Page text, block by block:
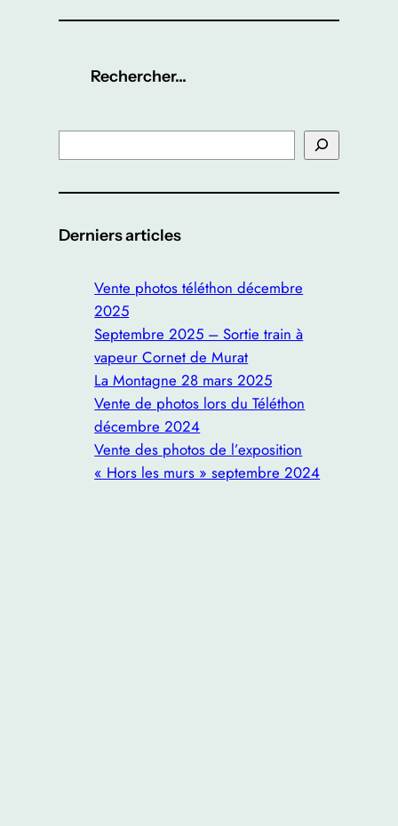
Rechercher…
e
a
c
Derniers articles
Vente photos téléthon décembre
2025
Septembre 2025 – Sortie train à
vapeur Cornet de Murat
La Montagne 28 mars 2025
Vente de photos lors du Téléthon
décembre 2024
Vente des photos de l’exposition
« Hors les murs » septembre 2024